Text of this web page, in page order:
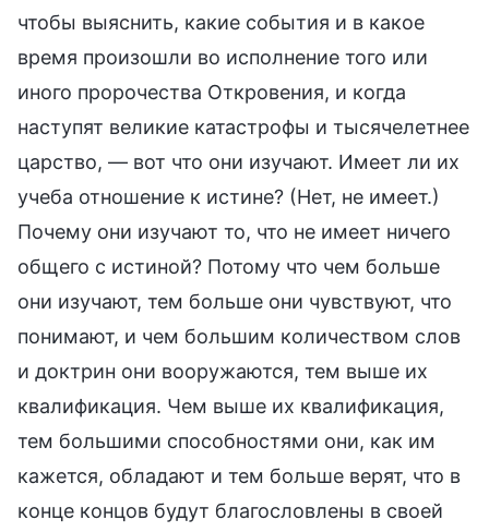
чтобы выяснить, какие события и в какое
время произошли во исполнение того или
иного пророчества Откровения, и когда
наступят великие катастрофы и тысячелетнее
царство, — вот что они изучают. Имеет ли их
учеба отношение к истине? (Нет, не имеет.)
Почему они изучают то, что не имеет ничего
общего с истиной? Потому что чем больше
они изучают, тем больше они чувствуют, что
понимают, и чем большим количеством слов
и доктрин они вооружаются, тем выше их
квалификация. Чем выше их квалификация,
тем большими способностями они, как им
кажется, обладают и тем больше верят, что в
конце концов будут благословлены в своей